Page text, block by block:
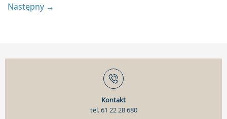
Następny →
Kontakt
tel. 61 22 28 680